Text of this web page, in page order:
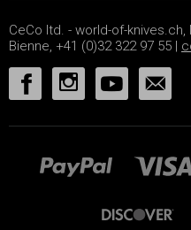
CeCo ltd. - world-of-knives.ch,
Bienne, +41 (0)32 322 97 55 |